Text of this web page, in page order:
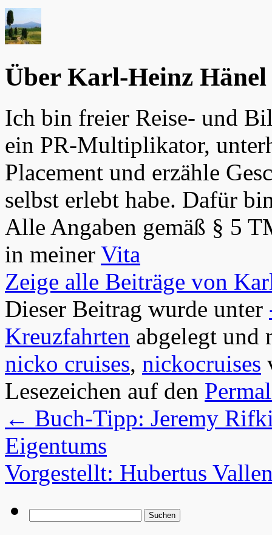
Über Karl-Heinz Hänel
Ich bin freier Reise- und
ein PR-Multiplikator,
Placement und erzähle
selbst erlebt habe. Dafür
Alle Angaben gemäß § 5
in meiner Vita
Zeige alle Beiträge von
Dieser Beitrag wurde unter
Kreuzfahrten abgelegt
nicko cruises, nickocruises
Lesezeichen auf den
← Buch-Tipp: Jeremy
Eigentums
Vorgestellt: Hubertus
nach: